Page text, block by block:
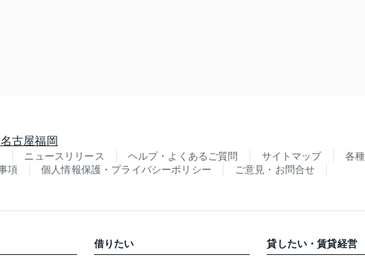
名古屋福岡
ニュースリリース ヘルプ・よくあるご質問 サイトマップ
各
項
個人情報保護・プライバシーポリシー ご意見・お問合せ
借りたい 貸したい・賃貸経営